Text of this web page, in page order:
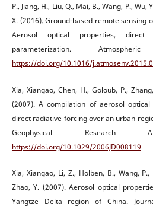
P., Jiang, H., Liu, Q., Mai, B., Wang, P., Wu,
X. (2016). Ground-based remote sensing
Aerosol optical properties,
parameterization.
https://doi.org/10.1016/
Xia, Xiangao, Chen, H., Goloub, P.,
(2007). A compilation of aerosol
direct radiative forcing over an urban
Geophysical Research
https://doi.org/10.1029/2006JD008119
Xia, Xiangao, Li, Z., Holben, B., Wang,
Zhao, Y. (2007). Aerosol optical
Yangtze Delta region of China.